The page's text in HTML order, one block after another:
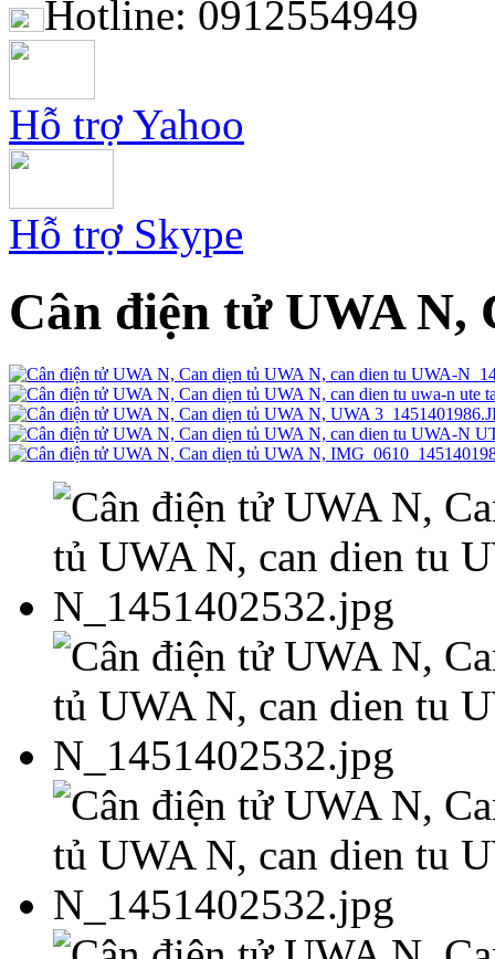
Hotline: 0912554949
Hỗ trợ Yahoo
Hỗ trợ Skype
Cân điện tử UWA N,